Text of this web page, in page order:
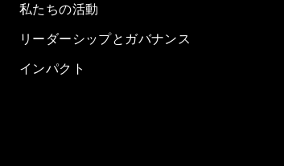
私たちの活動
リーダーシップとガバナンス
インパクト